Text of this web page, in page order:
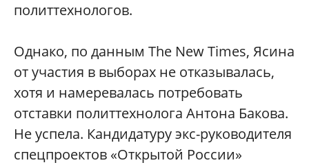
политтехнологов.
Однако, по данным The New Times, Ясина
от участия в выборах не отказывалась,
хотя и намеревалась потребовать
отставки политтехнолога Антона Бакова.
Не успела. Кандидатуру экс-руководителя
спецпроектов «Открытой России»